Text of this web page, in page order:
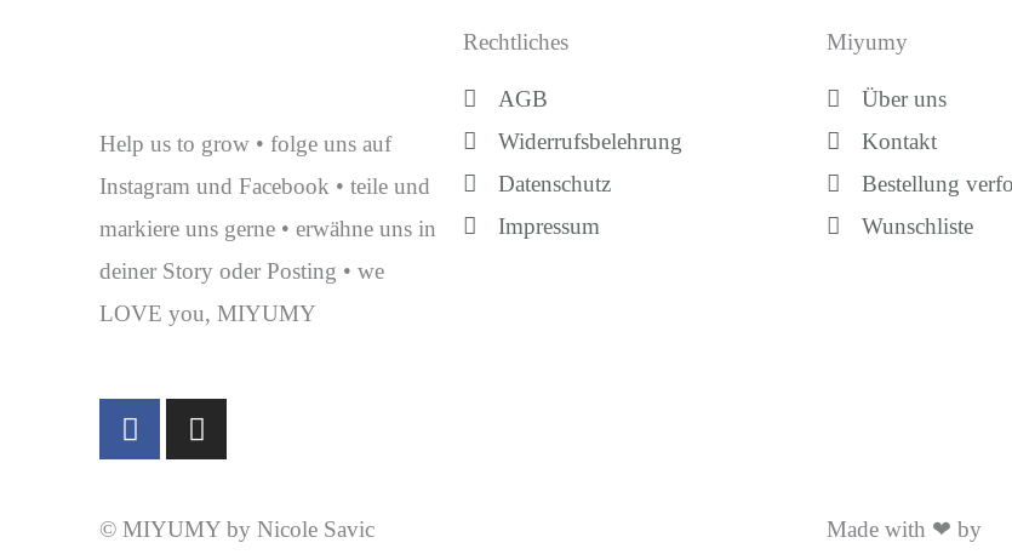
Help us to grow • folge uns auf
Instagram und Facebook • teile und
markiere uns gerne • erwähne uns in
deiner Story oder Posting • we
LOVE you, MIYUMY
F
a
b
I
n
a
Rechtliches
AGB
Widerrufsbelehrung
Datenschutz
Impressum
Miyumy
Über uns
Kontakt
Bestellung
Wunschliste
© MIYUMY by Nicole Savic Made with ❤ by